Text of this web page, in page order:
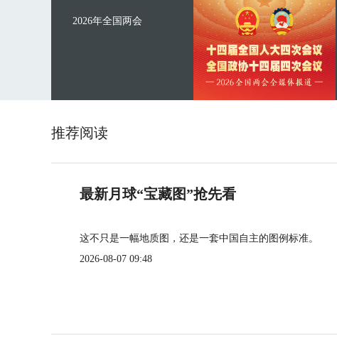
2026年全国两会
推荐阅读
最新月球“宝藏图”抢先看
这不只是一幅地质图，还是一套中国自主的图例标准。
2026-08-07 09:48